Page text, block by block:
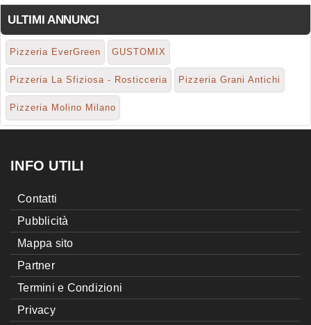
ULTIMI ANNUNCI
Pizzeria EverGreen GUSTOMIX
Pizzeria La Sfiziosa - Rosticceria Pizzeria Grani Antichi
Pizzeria Molino Milano
INFO UTILI
Contatti
Pubblicità
Mappa sito
Partner
Termini e Condizioni
Privacy